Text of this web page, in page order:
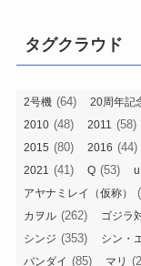
タグクラウド
2号機 (64) 20周年記
2010 (48) 2011 (58)
2015 (80) 2016 (44)
2021 (41) Q (53) u
アヤナミレイ（仮称）
カヲル (262) ゴジラ
シンジ (353) シン・
バンダイ (85) マリ